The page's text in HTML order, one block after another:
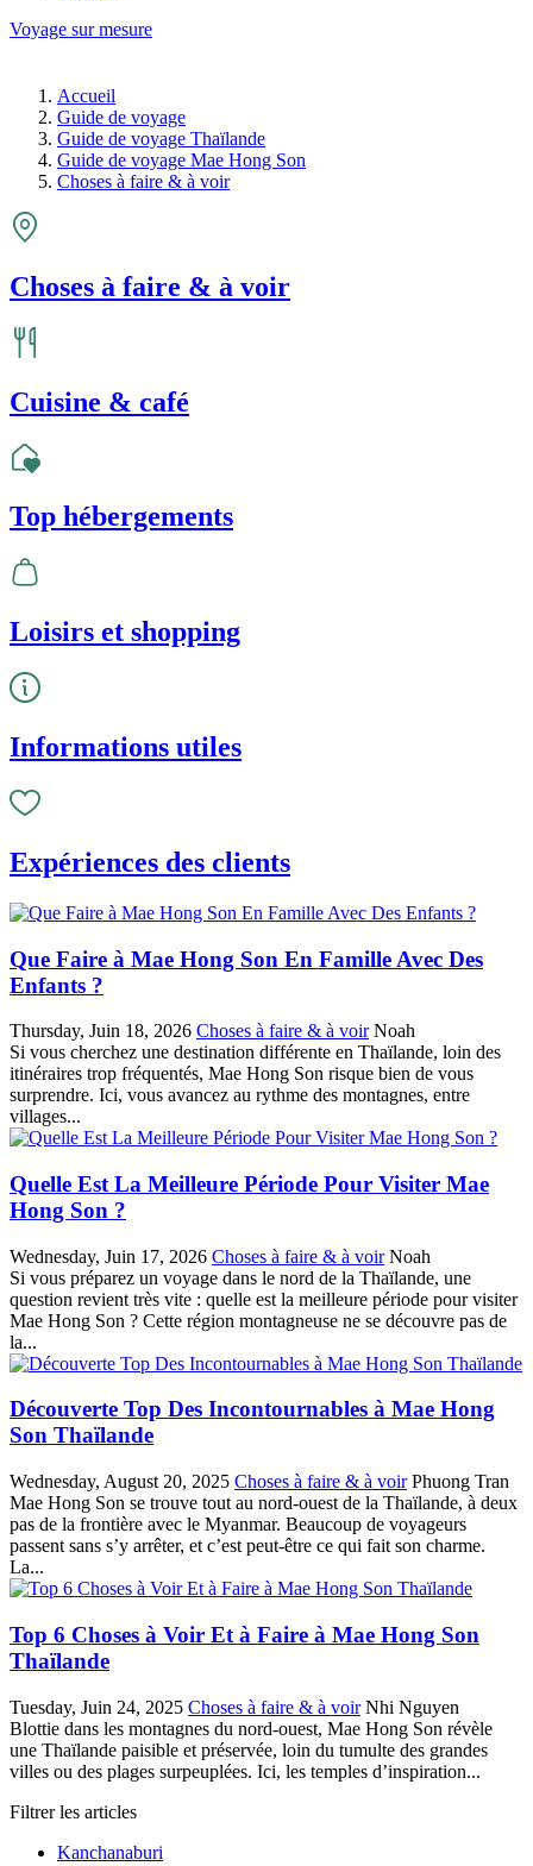
Voyage sur mesure
Accueil
Guide de voyage
Guide de voyage Thaïlande
Guide de voyage Mae Hong Son
Choses à faire & à voir
Choses à faire & à voir
Cuisine & café
Top hébergements
Loisirs et shopping
Informations utiles
Expériences des clients
Que Faire à Mae Hong Son En Famille Avec Des
Enfants ?
Thursday, Juin 18, 2026 Choses à faire & à voir Noah
Si vous cherchez une destination différente en Thaïlande, loin des
itinéraires trop fréquentés, Mae Hong Son risque bien de vous
surprendre. Ici, vous avancez au rythme des montagnes, entre
villages...
Quelle Est La Meilleure Période Pour Visiter Mae
Hong Son ?
Wednesday, Juin 17, 2026 Choses à faire & à voir Noah
Si vous préparez un voyage dans le nord de la Thaïlande, une
question revient très vite : quelle est la meilleure période pour visiter
Mae Hong Son ? Cette région montagneuse ne se découvre pas de
la...
Découverte Top Des Incontournables à Mae Hong
Son Thaïlande
Wednesday, August 20, 2025 Choses à faire & à voir Phuong Tran
Mae Hong Son se trouve tout au nord-ouest de la Thaïlande, à deux
pas de la frontière avec le Myanmar. Beaucoup de voyageurs
passent sans s’y arrêter, et c’est peut-être ce qui fait son charme.
La...
Top 6 Choses à Voir Et à Faire à Mae Hong Son
Thaïlande
Tuesday, Juin 24, 2025 Choses à faire & à voir Nhi Nguyen
Blottie dans les montagnes du nord-ouest, Mae Hong Son révèle
une Thaïlande paisible et préservée, loin du tumulte des grandes
villes ou des plages surpeuplées. Ici, les temples d’inspiration...
Filtrer les articles
Kanchanaburi